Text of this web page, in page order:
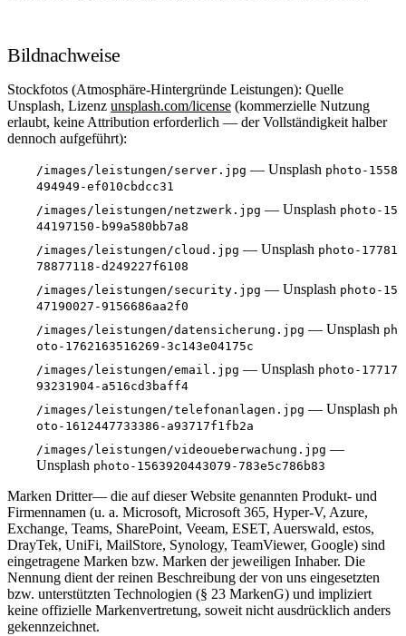
Bildnachweise
Stockfotos (Atmosphäre-Hintergründe Leistungen): Quelle
Unsplash, Lizenz unsplash.com/license (kommerzielle Nutzung
erlaubt, keine Attribution erforderlich — der Vollständigkeit halber
dennoch aufgeführt):
/images/leistungen/server.jpg — Unsplash photo-1558
494949-ef010cbdcc31
/images/leistungen/netzwerk.jpg — Unsplash photo-15
44197150-b99a580bb7a8
/images/leistungen/cloud.jpg — Unsplash photo-17781
78877118-d249227f6108
/images/leistungen/security.jpg — Unsplash photo-15
47190027-9156686aa2f0
/images/leistungen/datensicherung.jpg — Unsplash ph
oto-1762163516269-3c143e04175c
/images/leistungen/email.jpg — Unsplash photo-17717
93231904-a516cd3baff4
/images/leistungen/telefonanlagen.jpg — Unsplash ph
oto-1612447733386-a93717f1fb2a
/images/leistungen/videoueberwachung.jpg —
Unsplash photo-1563920443079-783e5c786b83
Marken Dritter— die auf dieser Website genannten Produkt- und
Firmennamen (u. a. Microsoft, Microsoft 365, Hyper-V, Azure,
Exchange, Teams, SharePoint, Veeam, ESET, Auerswald, estos,
DrayTek, UniFi, MailStore, Synology, TeamViewer, Google) sind
eingetragene Marken bzw. Marken der jeweiligen Inhaber. Die
Nennung dient der reinen Beschreibung der von uns eingesetzten
bzw. unterstützten Technologien (§ 23 MarkenG) und impliziert
keine offizielle Markenvertretung, soweit nicht ausdrücklich anders
gekennzeichnet.